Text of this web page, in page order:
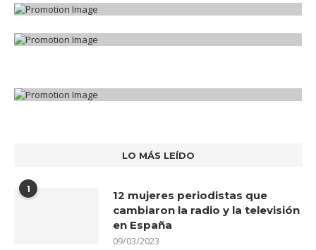
LO MÁS LEÍDO
1
12 mujeres periodistas que
cambiaron la radio y la televisión
en España
09/03/2023